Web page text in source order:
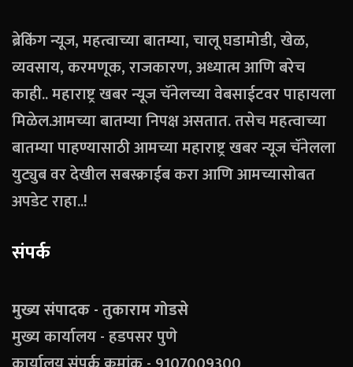
ब्रेकिंग न्यूज, महत्वाच्या बातम्या, चालू घडामोडी, खेळ,
व्यवसाय, करमणूक, राजकारण, अध्यात्म आणि बरेच
काही.. महाराष्ट्र खबर न्यूज चॅनेलच्या वेबसाईटवर पाहायला
मिळेल.आमच्या बातम्या निपक्ष असतात. तसेच महत्वाच्या
बातम्या पाहण्यासाठी आमच्या महाराष्ट्र खबर न्यूज चॅनेलला
युट्युब वर देखील सबस्क्राईब करा आणि आमच्यासोबत
अपडेट राहा..!
संपर्क
मुख्य संपादक - तुकाराम गोडसे
मुख्य कार्यालय - हडपसर पुणे